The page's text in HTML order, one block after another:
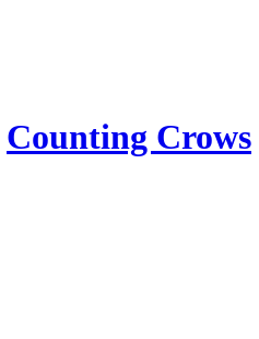
Counting Crows